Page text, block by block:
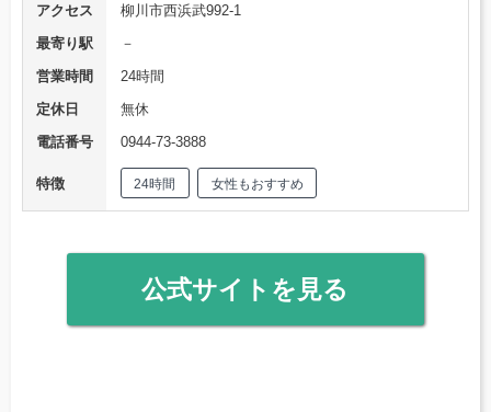
アクセス
柳川市西浜武992-1
最寄り駅
－
営業時間
24時間
定休日
無休
電話番号
0944-73-3888
特徴 24時間 女性もおすすめ
公式サイトを見る